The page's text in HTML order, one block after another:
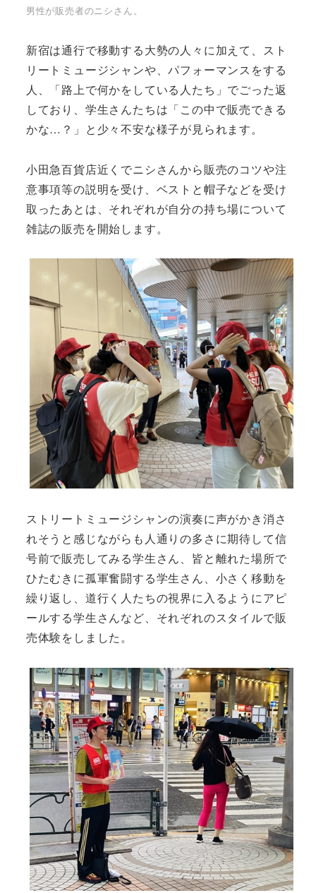
男性が販売者のニシさん。
新宿は通行で移動する大勢の人々に加えて、スト
リートミュージシャンや、パフォーマンスをする
人、「路上で何かをしている人たち」でごった返
しており、学生さんたちは「この中で販売できる
かな…？」と少々不安な様子が見られます。
小田急百貨店近くでニシさんから販売のコツや注
意事項等の説明を受け、ベストと帽子などを受け
取ったあとは、それぞれが自分の持ち場について
雑誌の販売を開始します。
ストリートミュージシャンの演奏に声がかき消さ
れそうと感じながらも人通りの多さに期待して信
号前で販売してみる学生さん、皆と離れた場所で
ひたむきに孤軍奮闘する学生さん、小さく移動を
繰り返し、道行く人たちの視界に入るようにアピ
ールする学生さんなど、それぞれのスタイルで販
売体験をしました。